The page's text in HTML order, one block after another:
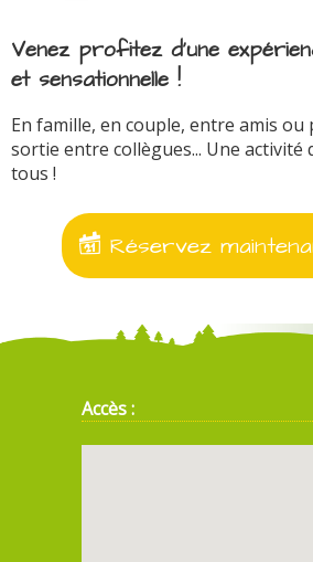
Venez profitez d'une
et sensationnelle !
En famille, en couple, entre amis ou
sortie entre collègues... Une activité
tous !
Réservez
Accès :